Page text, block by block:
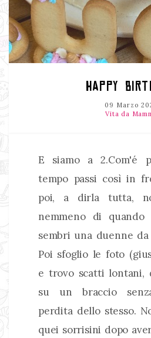
HAPPY
09 Marzo
Vita da
E siamo a 2.Com'é
tempo passi così in
poi, a dirla tutta,
nemmeno di
sembri una duenne
Poi sfoglio le foto
e trovo scatti lontani,
su un braccio
perdita dello stesso.
quei sorrisini dopo